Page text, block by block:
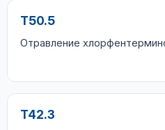
T50.5
Отравление
T42.3